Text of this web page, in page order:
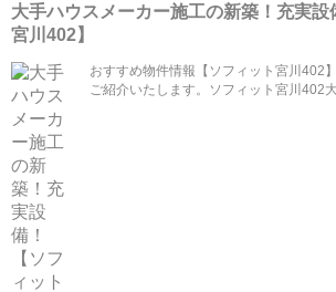
大手ハウスメーカー施工の新築！充実設
宮川402】
おすすめ物件情報【ソフィット宮川402
ご紹介いたします。ソフィット宮川402